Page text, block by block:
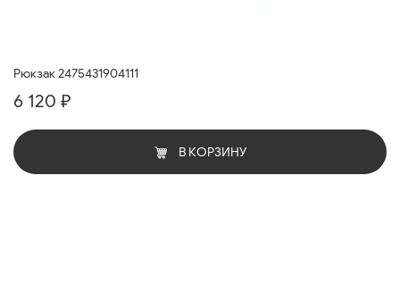
Рюкзак 2475431904111
6 120 ₽
В КОРЗИНУ